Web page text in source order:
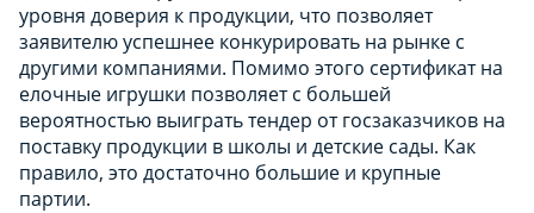
уровня доверия к продукции, что позволяет
заявителю успешнее конкурировать на рынке с
другими компаниями. Помимо этого сертификат на
елочные игрушки позволяет с большей
вероятностью выиграть тендер от госзаказчиков на
поставку продукции в школы и детские сады. Как
правило, это достаточно большие и крупные
партии.